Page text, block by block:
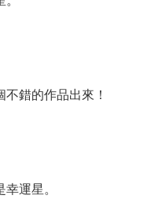
錯的作品出來！
運星。